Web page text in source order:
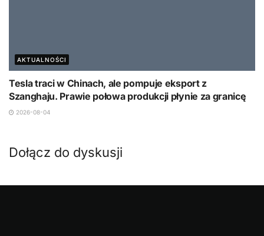
AKTUALNOŚCI
Tesla traci w Chinach, ale pompuje eksport z
Szanghaju. Prawie połowa produkcji płynie za granicę
2026-08-04
Dołącz do dyskusji